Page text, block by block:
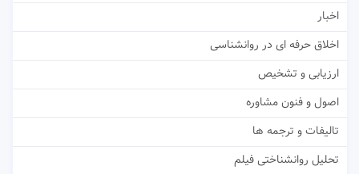
اخبار
اخلاق حرفه ای در روانشناسی
ارزیابی و تشخیص
اصول و فنون مشاوره
تالیفات و ترجمه ها
تحلیل روانشناختی فیلم